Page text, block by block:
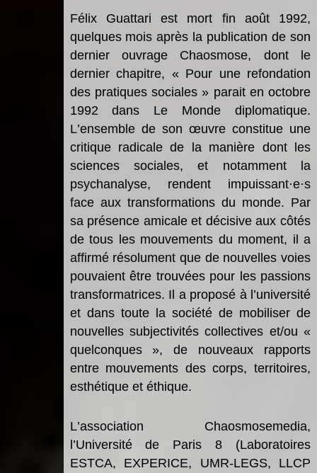
Félix Guattari est mort fin août 1992,
quelques mois après la publication de son
dernier ouvrage Chaosmose, dont le
dernier chapitre, « Pour une refondation
des pratiques sociales » parait en octobre
1992 dans Le Monde diplomatique.
L’ensemble de son œuvre constitue une
critique radicale de la manière dont les
sciences sociales, et notamment la
psychanalyse, rendent impuissant·e·s
face aux transformations du monde. Par
sa présence amicale et décisive aux côtés
de tous les mouvements du moment, il a
affirmé résolument que de nouvelles voies
pouvaientêtre trouvées pour les passions
transformatrices. Il a proposé à l’université
et dans toute la société de mobiliser de
nouvelles subjectivités collectives et/ou «
quelconques », de nouveaux rapports
entre mouvements des corps, territoires,
esthétique et éthique.
L’association Chaosmosemedia,
l’Université de Paris 8 (Laboratoires
ESTCA, EXPERICE, UMR-LEGS, LLCP